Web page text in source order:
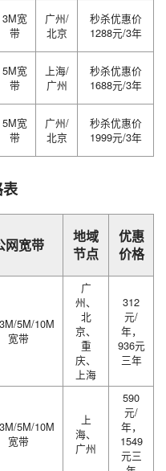
3M宽
带
广州/
北京
秒杀优惠价
1288元/3年
5M宽
带
上海/
广州
秒杀优惠价
1688元/3年
5M宽
带
广州/
北京
秒杀优惠价
1999元/3年
网宽带
地域
节点
优惠
价格
5M/10M
宽带
广
州、
北
京、
重
庆、
上海
312
元/
年，
936元
三年
5M/10M
宽带
上
海、
广州
590
元/
年，
1549
元三